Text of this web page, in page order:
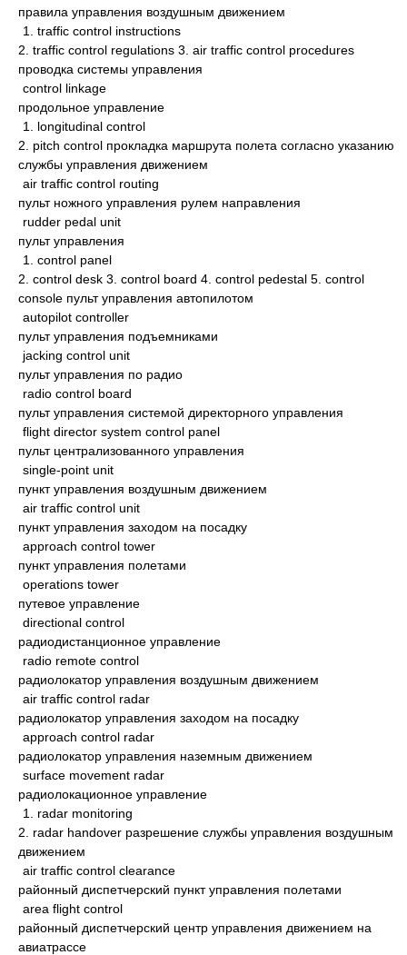
правила управления воздушным движением
1. traffic control instructions
2. traffic control regulations 3. air traffic control procedures
проводка системы управления
control linkage
продольное управление
1. longitudinal control
2. pitch control прокладка маршрута полета согласно указанию
службы управления движением
air traffic control routing
пульт ножного управления рулем направления
rudder pedal unit
пульт управления
1. control panel
2. control desk 3. control board 4. control pedestal 5. control
console пульт управления автопилотом
autopilot controller
пульт управления подъемниками
jacking control unit
пульт управления по радио
radio control board
пульт управления системой директорного управления
flight director system control panel
пульт централизованного управления
single-point unit
пункт управления воздушным движением
air traffic control unit
пункт управления заходом на посадку
approach control tower
пункт управления полетами
operations tower
путевое управление
directional control
радиодистанционное управление
radio remote control
радиолокатор управления воздушным движением
air traffic control radar
радиолокатор управления заходом на посадку
approach control radar
радиолокатор управления наземным движением
surface movement radar
радиолокационное управление
1. radar monitoring
2. radar handover разрешение службы управления воздушным
движением
air traffic control clearance
районный диспетчерский пункт управления полетами
area flight control
районный диспетчерский центр управления движением на
авиатрассе